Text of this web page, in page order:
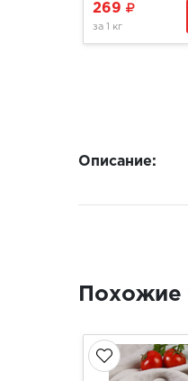
269
за 1 кг
Описание:
Похожие